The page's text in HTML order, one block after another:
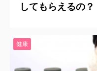
してもらえるの？
健康